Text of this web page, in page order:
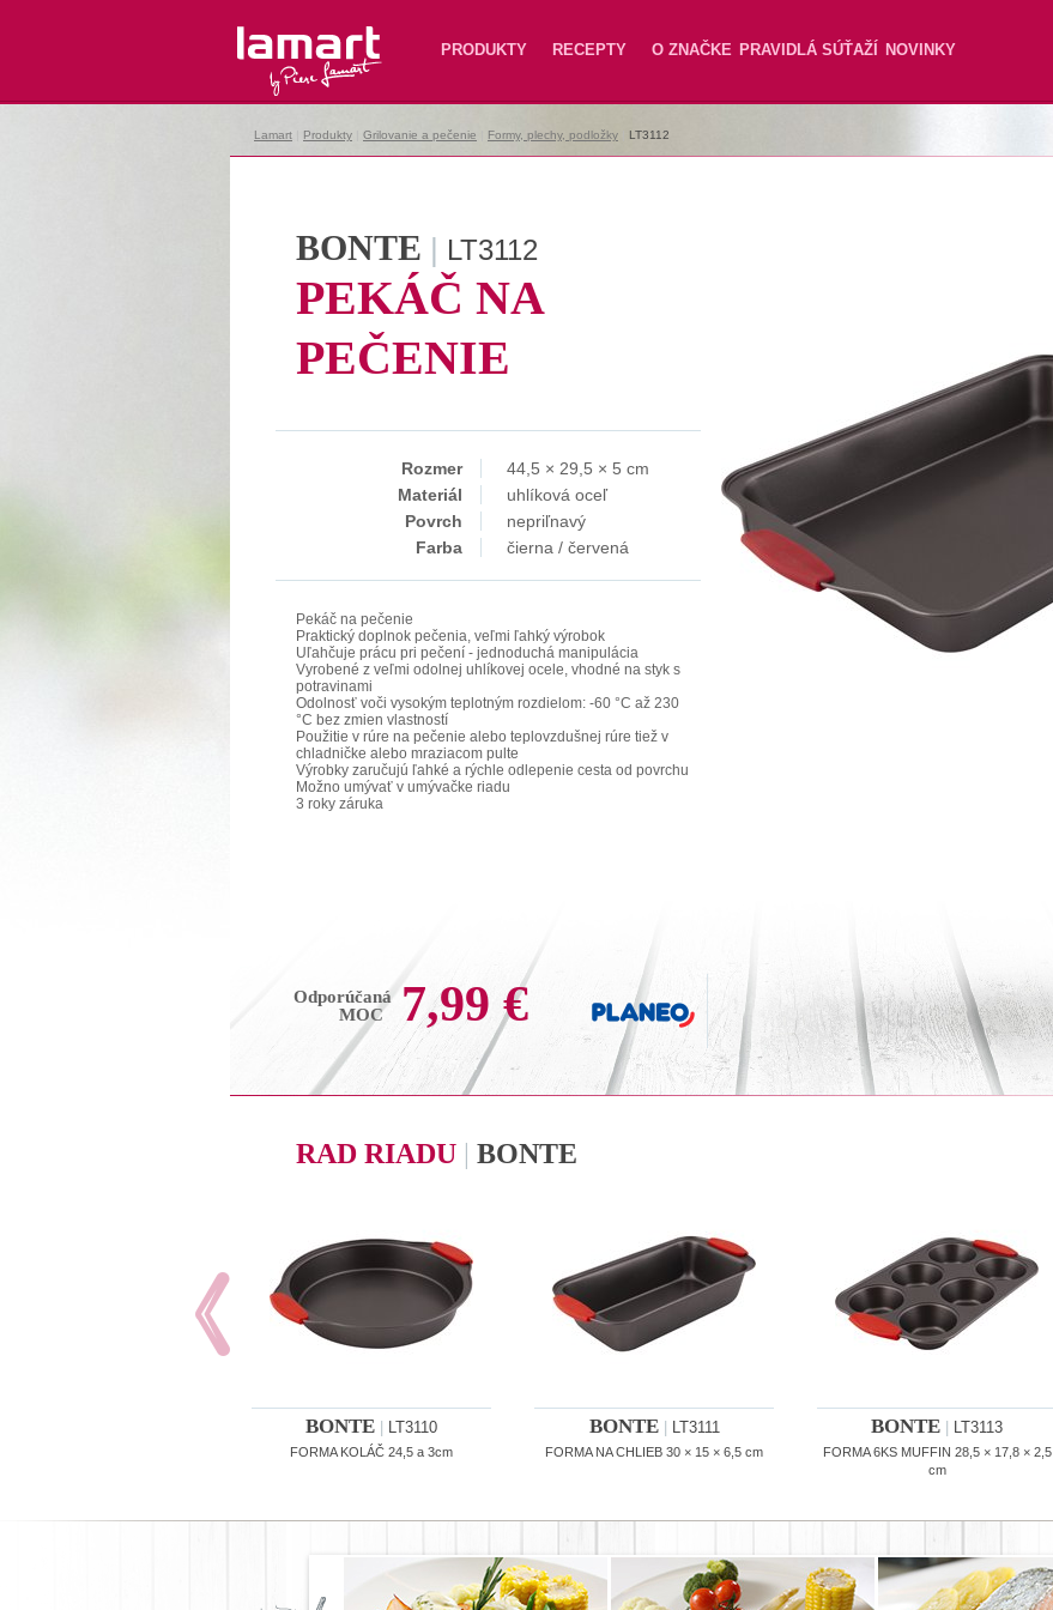
Lamart PRODUKTY RECEPTY O ZNAČKE PRAVIDLÁ SÚŤAŽÍ
NOVINKY
Lamart Produkty Grilovanie a pečenie Formy, plechy, podložky LT3112
BONTE | LT3112
PEKÁČ NA
PEČENIE
Rozmer
44,5 × 29,5 × 5 cm
Materiál
uhlíková oceľ
Povrch
nepriľnavý
Farba
čierna / červená
Pekáč na pečenie
Praktický doplnok pečenia, veľmi ľahký výrobok
Uľahčuje prácu pri pečení - jednoduchá manipulácia
Vyrobené z veľmi odolnej uhlíkovej ocele, vhodné na styk s
potravinami
Odolnosť voči vysokým teplotným rozdielom: -60 °C až 230
°C bez zmien vlastností
Použitie v rúre na pečenie alebo teplovzdušnej rúre tiež v
chladničke alebo mraziacom pulte
Výrobky zaručujú ľahké a rýchle odlepenie cesta od povrchu
Možno umývať v umývačke riadu
3 roky záruka
Odporúčaná
MOC
7,99 €
RAD RIADU | BONTE
BONTE LT3110
FORMA KOLÁČ 24,5 a 3cm
BONTE| LT3111
FORMA NA CHLIEB 30 × 15 × 6,5 cm
BONTE LT3113
FORMA 6KS MUFFIN 28,5 × 17,8 × 2,5
cm